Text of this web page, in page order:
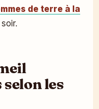
de terre à la
les